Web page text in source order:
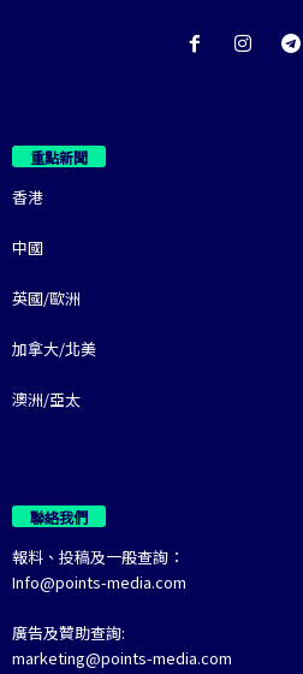
重點新聞
香港
中國
英國/歐洲
加拿大/北美
澳洲/亞太
聯絡我們
報料、投稿及一般查詢：
Info@points-media.com
廣告及贊助查詢:
marketing@points-media.com